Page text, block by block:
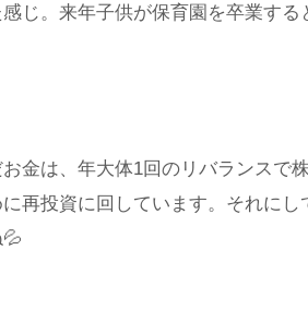
じ。来年子供が保育園を卒業す
金は、年大体1回のリバランスで
再投資に回しています。それに